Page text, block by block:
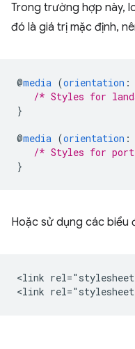
Trong trường hợp này,
đó là giá trị mặc định,
@media (orientation :
/* Styles for
}
@media (orientation :
/* Styles for
}
Hoặc sử dụng các biểu
<link